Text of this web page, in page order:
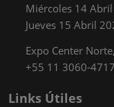
Miércoles 14
Jueves 15 Abril
Expo Center
+55 11 3060-4717
Links Útiles